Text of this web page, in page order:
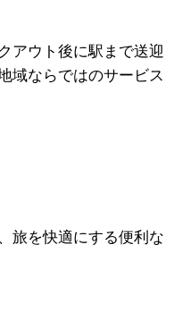
アウト後に駅まで送迎
域ならではのサービス
旅を快適にする便利な